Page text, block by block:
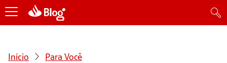
Início Para Você